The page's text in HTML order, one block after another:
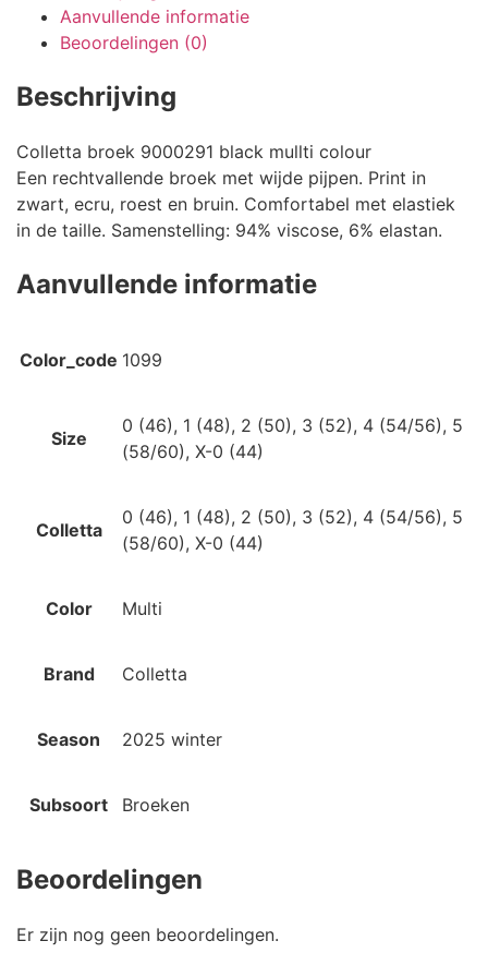
Aanvullende informatie
Beoordelingen (0)
Beschrijving
Colletta broek 9000291 black mullti colour
Een rechtvallende broek met wijde pijpen. Print in
zwart, ecru, roest en bruin. Comfortabel met elastiek
in de taille. Samenstelling: 94% viscose, 6% elastan.
Aanvullende informatie
Color_code 1099
Size
0 (46), 1 (48), 2 (50), 3 (52), 4 (54/56), 5
(58/60), X-0 (44)
Colletta
0 (46), 1 (48), 2 (50), 3 (52), 4 (54/56), 5
(58/60), X-0 (44)
Color Multi
Brand Colletta
Season 2025 winter
Subsoort Broeken
Beoordelingen
Er zijn nog geen beoordelingen.